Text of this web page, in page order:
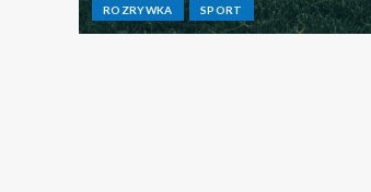
ROZRYWKA SPORT